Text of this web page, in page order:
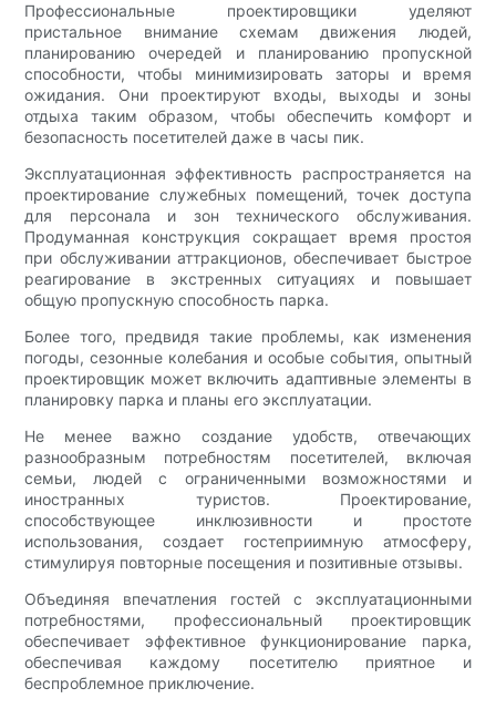
Профессиональные проектировщики уделяют
пристальное внимание схемам движения людей,
планированию очередей и планированию пропускной
способности, чтобы минимизировать заторы и время
ожидания. Они проектируют входы, выходы и зоны
отдыха таким образом, чтобы обеспечить комфорт и
безопасность посетителей даже в часы пик.
Эксплуатационная эффективность распространяется на
проектирование служебных помещений, точек доступа
для персонала и зон технического обслуживания.
Продуманная конструкция сокращает время простоя
при обслуживании аттракционов, обеспечивает быстрое
реагирование в экстренных ситуациях и повышает
общую пропускную способность парка.
Более того, предвидя такие проблемы, как изменения
погоды, сезонные колебания и особые события, опытный
проектировщик может включить адаптивные элементы в
планировку парка и планы его эксплуатации.
Не менее важно создание удобств, отвечающих
разнообразным потребностям посетителей, включая
семьи, людей с ограниченными возможностями и
иностранных туристов. Проектирование,
способствующее инклюзивности и простоте
использования, создает гостеприимную атмосферу,
стимулируя повторные посещения и позитивные отзывы.
Объединяя впечатления гостей с эксплуатационными
потребностями, профессиональный проектировщик
обеспечивает эффективное функционирование парка,
обеспечивая каждому посетителю приятное и
беспроблемное приключение.